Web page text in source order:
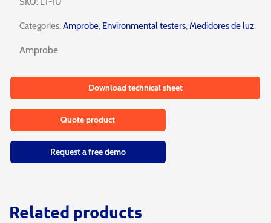
Categories:Amprobe, Environmental testers,Medidores de luz
Amprobe
Download technical sheet
Quote product
Request a free demo
Related products